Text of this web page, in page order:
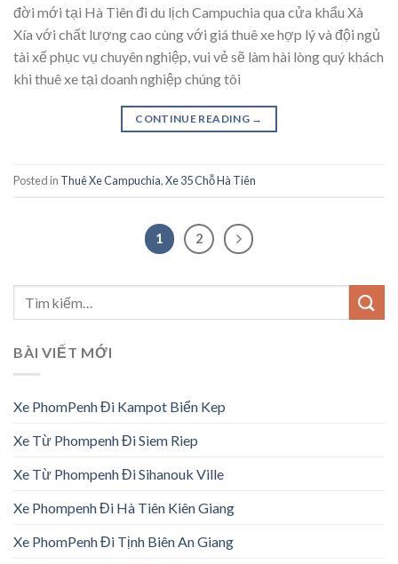
đời mới tại Hà Tiên đi du lịch Campuchia qua cửa khẩu Xà
Xía với chất lượng cao cùng với giá thuê xe hợp lý và đội ngủ
tài xế phục vụ chuyên nghiệp, vui vẻ sẽ làm hài lòng quý khách
khi thuê xe tại doanh nghiệp chúng tôi
CONTINUE READING →
Posted in Thuê Xe Campuchia,Xe 35 Chỗ Hà Tiên
1 2
BÀI VIẾT MỚI
Xe PhomPenh Đi Kampot Biển Kep
Xe Từ Phompenh Đi Siem Riep
Xe Từ Phompenh Đi Sihanouk Ville
Xe Phompenh Đi Hà Tiên Kiên Giang
Xe PhomPenh Đi Tịnh Biên An Giang